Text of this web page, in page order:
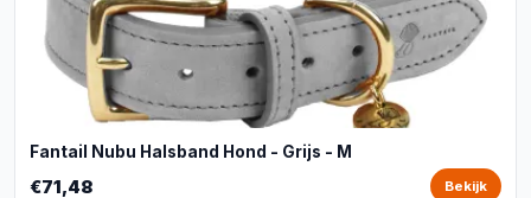
Fantail Nubu Halsband Hond - Grijs - M
€71,48 Bekijk